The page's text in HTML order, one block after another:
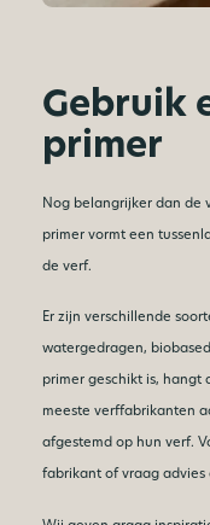
Gebruik
primer
Nog belangrijker dan de
primer vormt een
de verf.
Er zijn verschillende
watergedragen,
primer geschikt is, hangt
meeste verffabrikanten
afgestemd op hun verf.
fabrikant of vraag advies